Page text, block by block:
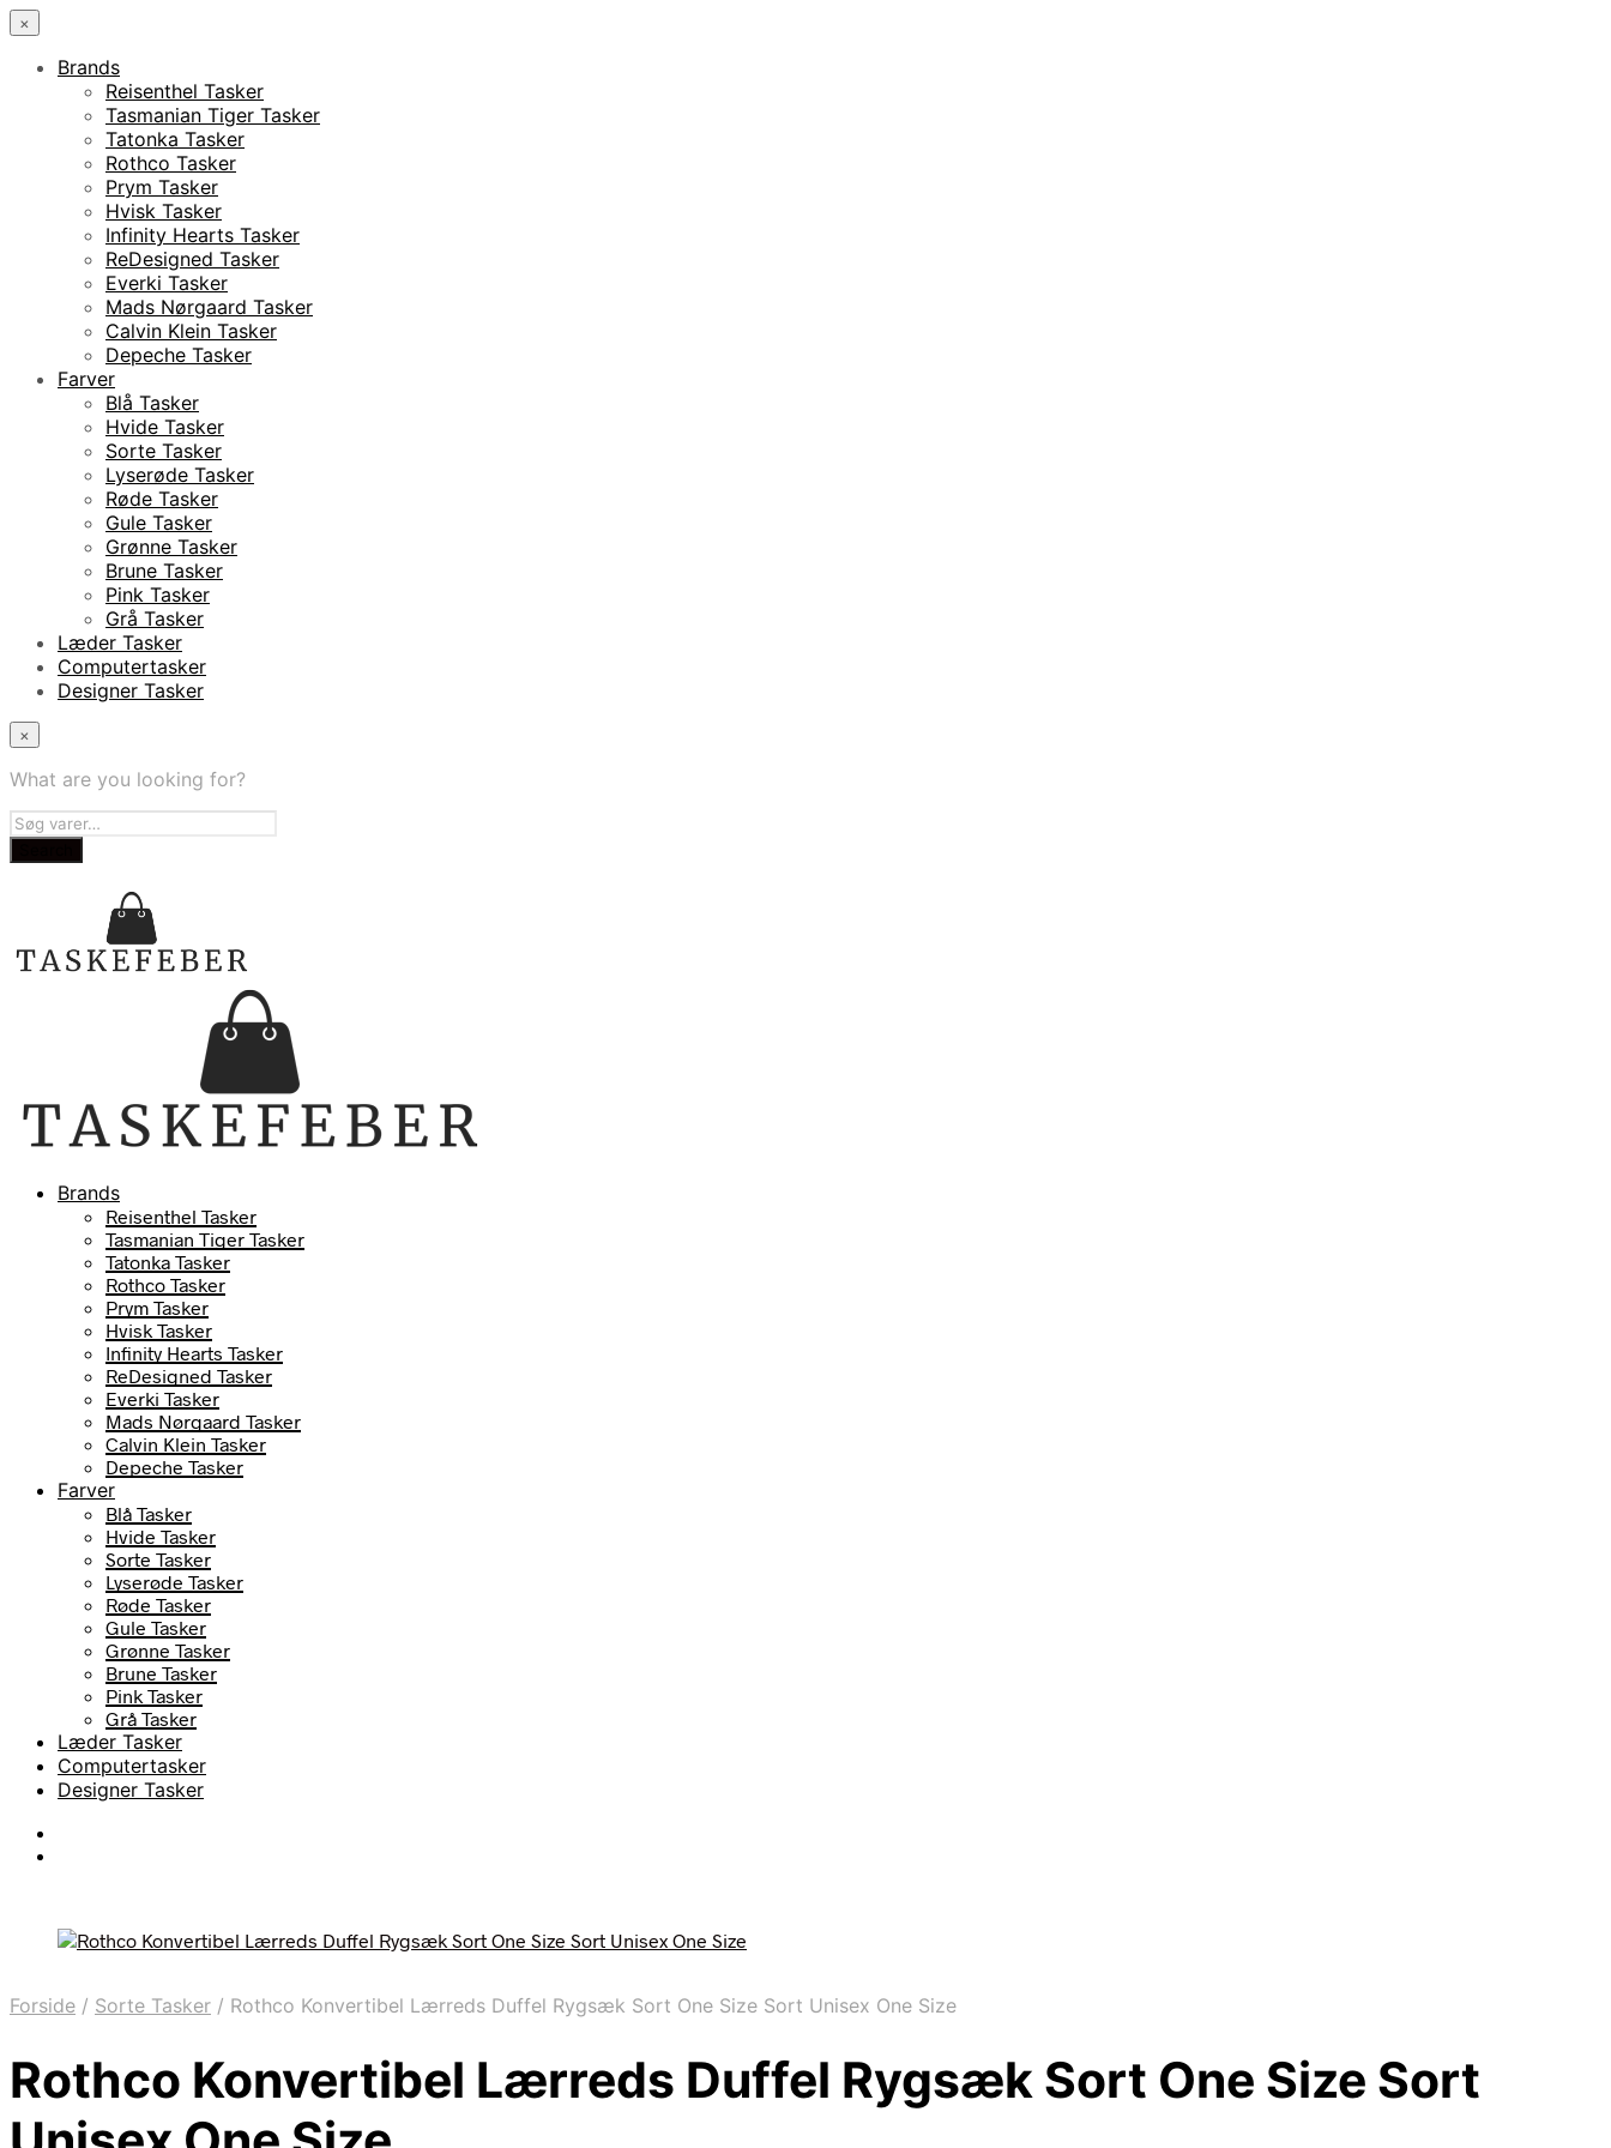
×
Brands
Reisenthel Tasker
Tasmanian Tiger Tasker
Tatonka Tasker
Rothco Tasker
Prym Tasker
Hvisk Tasker
Infinity Hearts Tasker
ReDesigned Tasker
Everki Tasker
Mads Nørgaard Tasker
Calvin Klein Tasker
Depeche Tasker
Farver
Blå Tasker
Hvide Tasker
Sorte Tasker
Lyserøde Tasker
Røde Tasker
Gule Tasker
Grønne Tasker
Brune Tasker
Pink Tasker
Grå Tasker
Læder Tasker
Computertasker
Designer Tasker
×
What are you looking for?
Brands
Reisenthel Tasker
Tasmanian Tiger Tasker
Tatonka Tasker
Rothco Tasker
Prym Tasker
Hvisk Tasker
Infinity Hearts Tasker
ReDesigned Tasker
Everki Tasker
Mads Nørgaard Tasker
Calvin Klein Tasker
Depeche Tasker
Farver
Blå Tasker
Hvide Tasker
Sorte Tasker
Lyserøde Tasker
Røde Tasker
Gule Tasker
Grønne Tasker
Brune Tasker
Pink Tasker
Grå Tasker
Læder Tasker
Computertasker
Designer Tasker
Forside / Sorte Tasker / Rothco Konvertibel Lærreds Duffel Rygsæk Sort One Size Sort Unisex One Size
Rothco Konvertibel Lærreds Duffel Rygsæk Sort One Size Sort